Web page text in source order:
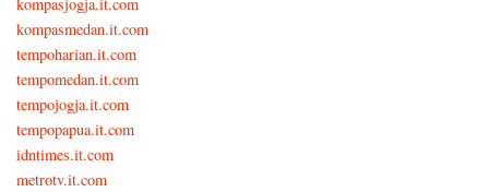
kompasmedan.it.com
tempoharian.it.com
tempomedan.it.com
tempojogja.it.com
tempopapua.it.com
idntimes.it.com
metrotv.it.com